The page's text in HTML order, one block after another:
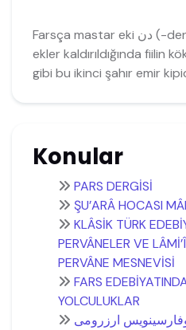
Farsça mastar eki دن (-den) ve تن (-ten) 'dir. Bu
ekler kaldırıldığında fiilin
gibi bu ikinci şahır emir
Konular
PARS DERGİSİ
ŞU’ARÂ HOCASI
KLÂSİK TÜRK
PERVÂNELER VE
PERVÂNE MESNEVİSİ
FARS
YOLCULUKLAR
ارزرومی